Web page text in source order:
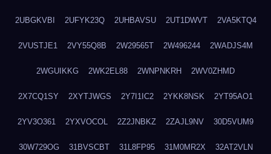
2UBGKVBI 2UFYK23Q 2UHBAVSU 2UT1DWVT 2VA5KTQ4
2VUSTJE1 2VY55Q8B 2W29565T 2W496244 2WADJS4M
2WGUIKKG 2WK2EL88 2WNPNKRH 2WV0ZHMD
2X7CQ1SY 2XYTJWGS 2Y7I1IC2 2YKK8NSK 2YT95AO1
2YV3O361 2YXVOCOL 2Z2JNBKZ 2ZAJL9NV 30D5VUM9
30W729OG 31BVSCBT 31L8FP95 31M0MR2X 32AT2VLN